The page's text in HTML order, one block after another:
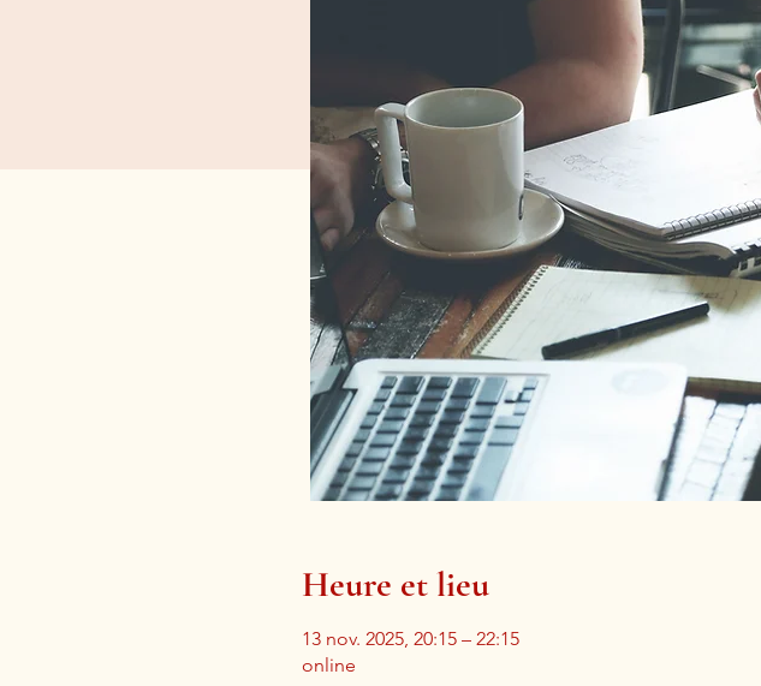
Heure et lieu
13 nov. 2025, 20:15 – 22:15
online